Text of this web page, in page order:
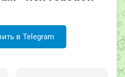
в Telegram